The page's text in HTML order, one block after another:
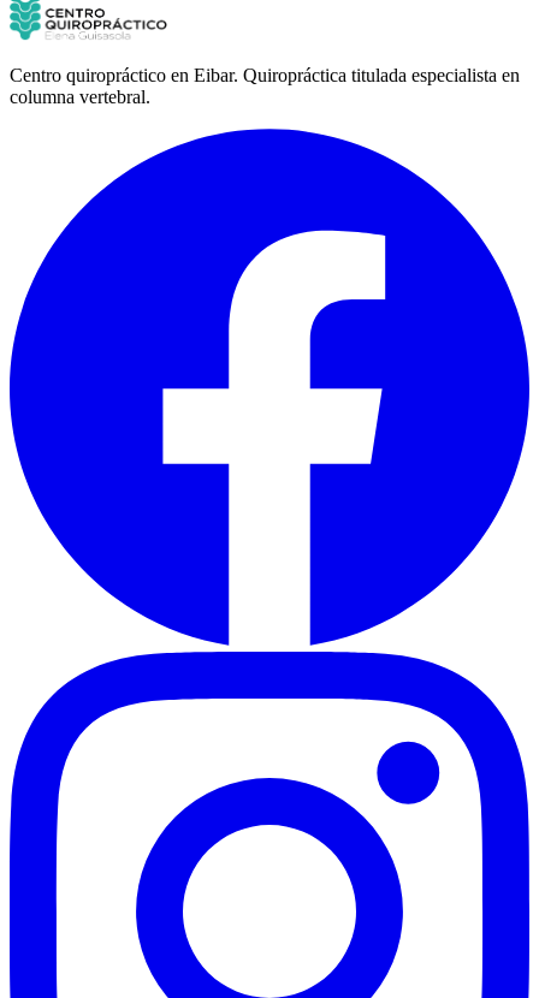
Centro quiropráctico en Eibar. Quiropráctica titulada especialista en
columna vertebral.